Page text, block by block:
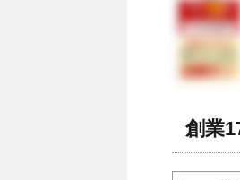
創業